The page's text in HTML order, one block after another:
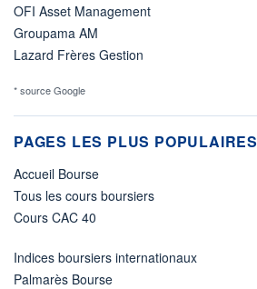
OFI Asset Management
Groupama AM
Lazard Frères Gestion
* source Google
PAGES LES PLUS POPULAIRES
Accueil Bourse
Tous les cours boursiers
Cours CAC 40
Indices boursiers internationaux
Palmarès Bourse